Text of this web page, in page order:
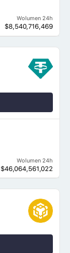
Wolumen 24h
$8,540,716,469
Wolumen 24h
$46,064,561,022